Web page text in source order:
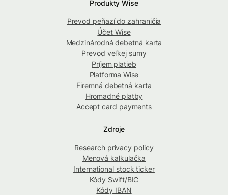
Produkty Wise
Prevod peňazí do zahraničia
Účet Wise
Medzinárodná debetná karta
Prevod veľkej sumy
Príjem platieb
Platforma Wise
Firemná debetná karta
Hromadné platby
Accept card payments
Zdroje
Research privacy policy
Menová kalkulačka
International stock ticker
Kódy Swift/BIC
Kódy IBAN